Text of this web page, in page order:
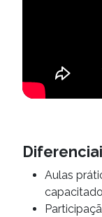
Aulas